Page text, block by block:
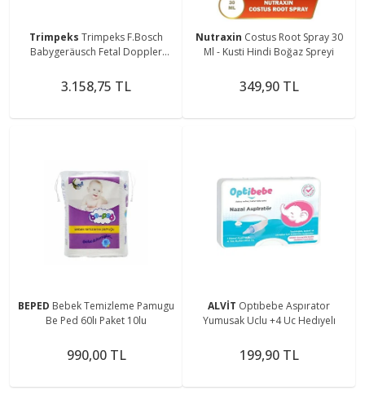
Trimpeks Trimpeks F.Bosch
Babygeräusch Fetal Doppler
3.158,75 TL
Nutraxin Costus Root Spray 30
Ml - Kusti Hindi Boğaz Spreyi
349,90 TL
BEPED Bebek Temizleme Pamugu
Be Ped 60lı Paket 10lu
990,00 TL
ALVİT Optıbebe Aspırator
Yumusak Uclu +4 Uc Hedıyelı
199,90 TL